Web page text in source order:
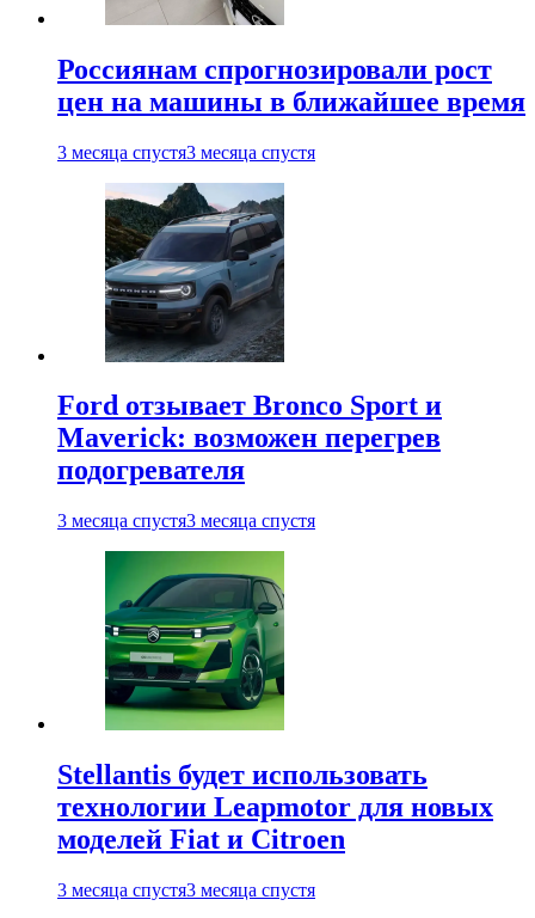
Россиянам спрогнозировали рост
цен на машины в ближайшее время
3 месяца спустя3 месяца спустя
Ford отзывает Bronco Sport и
Maverick: возможен перегрев
подогревателя
3 месяца спустя3 месяца спустя
Stellantis будет использовать
технологии Leapmotor для новых
моделей Fiat и Citroen
3 месяца спустя3 месяца спустя